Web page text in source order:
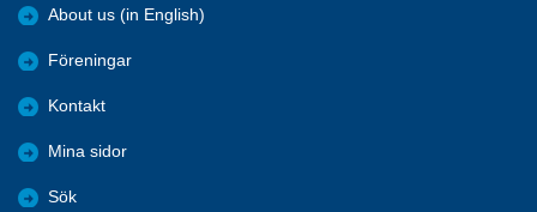
About us (in English)
Föreningar
Kontakt
Mina sidor
Sök